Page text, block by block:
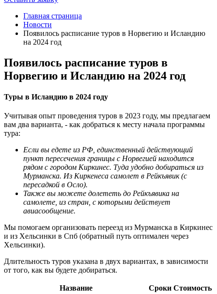
Главная страница
Новости
Появилось расписание туров в Норвегию и Исландию
на 2024 год
Появилось расписание туров в
Норвегию и Исландию на 2024 год
Туры в Исландию в 2024 году
Учитывая опыт проведения туров в 2023 году, мы предлагаем
вам два варианта, - как добраться к месту начала программы
тура:
Если вы едете из РФ, единственный действующий
пункт пересечения границы с Норвегией находится
рядом с городом Киркинес. Туда удобно добираться из
Мурманска. Из Киркенеса самолет в Рейкъявик (с
пересадкой в Осло).
Также вы можете долететь до Рейкъявика на
самолете, из стран, с которыми действует
авиасообщение.
Мы помогаем организовать переезд из Мурманска в Киркинес
и из Хельсинки в Спб (обратный путь оптимален через
Хельсинки).
Длительность туров указана в двух вариантах, в зависимости
от того, как вы будете добираться.
Название Сроки Стоимость